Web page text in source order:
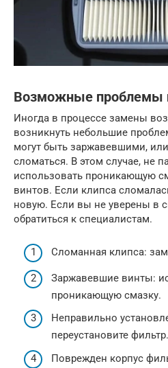
Возможные проблемы
Иногда в процессе замены
возникнуть небольшие
могут быть заржавевшими,
сломаться. В этом случае, не
использовать проникающую
винтов. Если клипса
новую. Если вы не уверены в
обратиться к специалистам.
Сломанная клипса:
Заржавевшие винты:
проникающую смазку.
Неправильно
переустановите фильтр.
Поврежден корпус